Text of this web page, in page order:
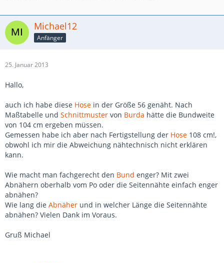
Michael12
Anfänger
25. Januar 2013
Hallo,
auch ich habe diese Hose in der Größe 56 genäht. Nach
Maßtabelle und Schnittmuster von Burda hätte die Bundweite
von 104 cm ergeben müssen.
Gemessen habe ich aber nach Fertigstellung der Hose 108 cm!,
obwohl ich mir die Abweichung nähtechnisch nicht erklären
kann.
Wie macht man fachgerecht den Bund enger? Mit zwei
Abnähern oberhalb vom Po oder die Seitennähte einfach enger
abnähen?
Wie lang die Abnäher und in welcher Länge die Seitennähte
abnähen? Vielen Dank im Voraus.
Gruß Michael